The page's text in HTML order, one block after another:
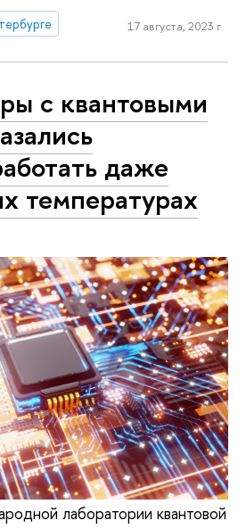
17 августа, 2023 г.
с квантовыми
даже
температурах
лаборатории квантовой